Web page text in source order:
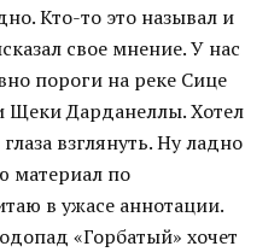
Кто-то это называл и
свое мнение. У нас
пороги на реке Сице
Щеки Дарданеллы. Хотел
взглянуть. Ну ладно
материал по
в ужасе аннотации.
«Горбатый» хочет